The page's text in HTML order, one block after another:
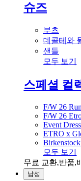
슈즈
부츠
데콜테와
샌들
모두 보기
스페셜 컬
F/W 26
F/W 26
Event
ETRO x
모두 보기
무료 교환,반품,
남성